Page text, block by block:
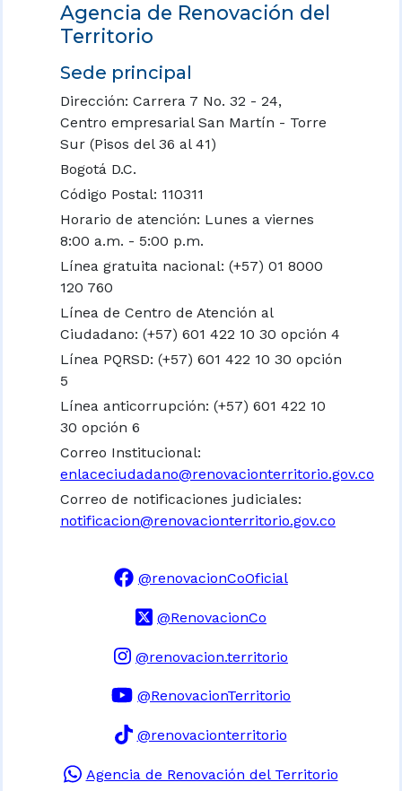
Agencia de Renovación del
Territorio
Sede principal
Dirección: Carrera 7 No. 32 - 24,
Centro empresarial San Martín - Torre
Sur (Pisos del 36 al 41)
Bogotá D.C.
Código Postal: 110311
Horario de atención: Lunes a viernes
8:00 a.m. - 5:00 p.m.
Línea gratuita nacional: (+57) 01 8000
120 760
Línea de Centro de Atención al
Ciudadano: (+57) 601 422 10 30 opción 4
Línea PQRSD: (+57) 601 422 10 30 opción
5
Línea anticorrupción: (+57) 601 422 10
30 opción 6
Correo Institucional:
enlaceciudadano@renovacionterritorio.gov.co
Correo de notificaciones judiciales:
notificacion@renovacionterritorio.gov.co
@renovacionCoOficial
@RenovacionCo
@renovacion.territorio
@RenovacionTerritorio
@renovacionterritorio
Agencia de Renovación del Territorio